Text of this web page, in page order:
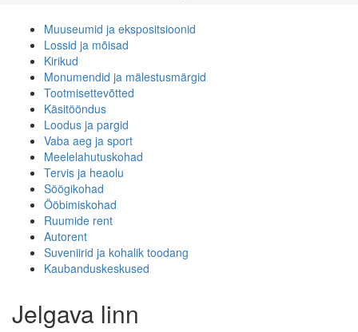
Muuseumid ja ekspositsioonid
Lossid ja mõisad
Kirikud
Monumendid ja mälestusmärgid
Tootmisettevõtted
Käsitööndus
Loodus ja pargid
Vaba aeg ja sport
Meelelahutuskohad
Tervis ja heaolu
Söögikohad
Ööbimiskohad
Ruumide rent
Autorent
Suveniirid ja kohalik toodang
Kaubanduskeskused
Jelgava linn